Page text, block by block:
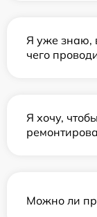
Я уже знаю,
чего
Я хочу,
Можно ли